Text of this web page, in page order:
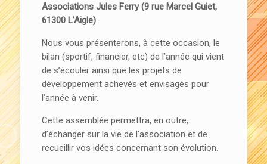
Associations Jules Ferry (9 rue Marcel Guiet,
61300 L’Aigle).
Nous vous présenterons, à cette occasion, le
bilan (sportif, financier, etc) de l’année qui vient
de s’écouler ainsi que les projets de
développement achevés et envisagés pour
l’année à venir.
Cette assemblée permettra, en outre,
d’échanger sur la vie de l’association et de
recueillir vos idées concernant son évolution.